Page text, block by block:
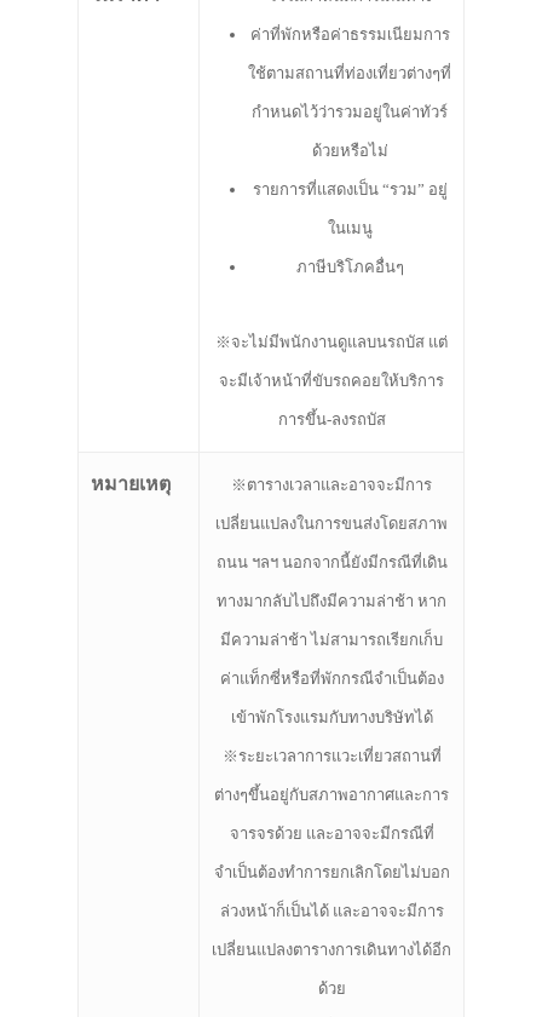
ค่าที่พักหรือค่าธรรมเนียมการ
ใช้ตามสถานที่ท่องเที่ยวต่างๆที่
กำหนดไว้ว่ารวมอยู่ในค่าทัวร์
ด้วยหรือไม่
รายการที่แสดงเป็น “รวม” อยู่
ในเมนู
ภาษีบริโภคอื่นๆ
※จะไม่มีพนักงานดูแลบนรถบัส แต่
จะมีเจ้าหน้าที่ขับรถคอยให้บริการ
การขึ้น-ลงรถบัส
หมายเหตุ ※ตารางเวลาและอาจจะมีการ
เปลี่ยนแปลงในการขนส่งโดยสภาพ
ถนน ฯลฯ นอกจากนี้ยังมีกรณีที่เดิน
ทางมากลับไปถึงมีความล่าช้า หาก
มีความล่าช้า ไม่สามารถเรียกเก็บ
ค่าแท็กซี่หรือที่พักกรณีจำเป็นต้อง
เข้าพักโรงแรมกับทางบริษัทได้
※ระยะเวลาการแวะเที่ยวสถานที่
ต่างๆขึ้นอยู่กับสภาพอากาศและการ
จารจรด้วย และอาจจะมีกรณีที่
จำเป็นต้องทำการยกเลิกโดยไม่บอก
ล่วงหน้าก็เป็นได้ และอาจจะมีการ
เปลี่ยนแปลงตารางการเดินทางได้อีก
ด้วย